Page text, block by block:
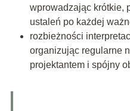
wprowadzając krótkie,
ustaleń po każdej
rozbieżności
organizując regularne
projektantem i spójny